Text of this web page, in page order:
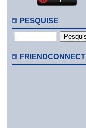
PESQUISE
FRIENDCONNECT